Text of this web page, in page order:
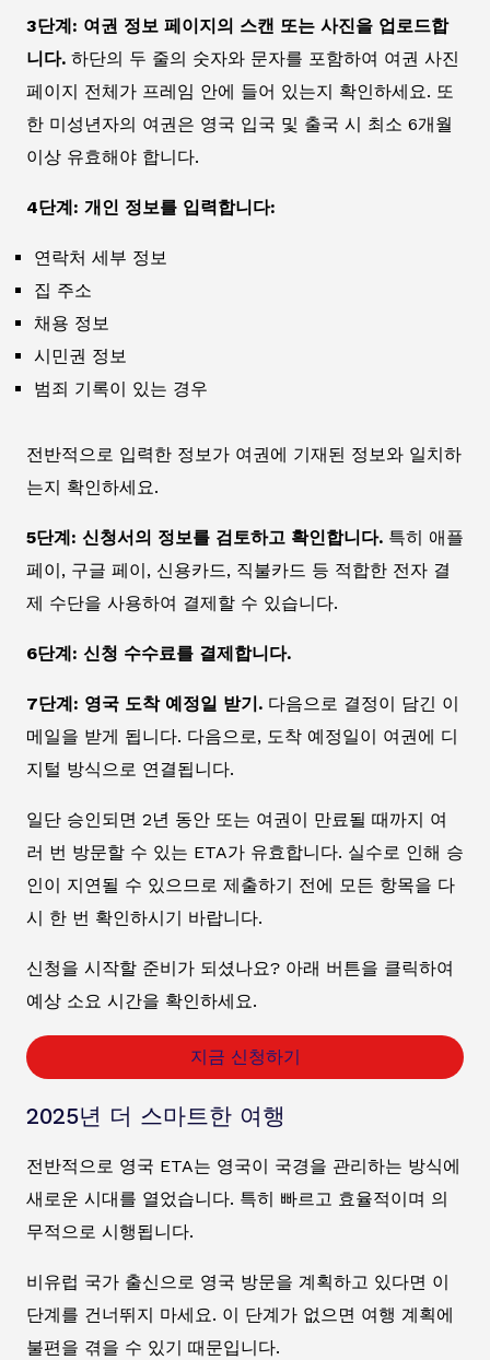
3단계: 여권 정보 페이지의 스캔 또는 사진을 업로드합
니다. 하단의 두 줄의 숫자와 문자를 포함하여 여권 사진
페이지 전체가 프레임 안에 들어 있는지 확인하세요. 또
한 미성년자의 여권은 영국 입국 및 출국 시 최소 6개월
이상 유효해야 합니다.
4단계: 개인 정보를 입력합니다:
연락처 세부 정보
집 주소
채용 정보
시민권 정보
범죄 기록이 있는 경우
전반적으로 입력한 정보가 여권에 기재된 정보와 일치하
는지 확인하세요.
5단계: 신청서의 정보를 검토하고 확인합니다. 특히 애플
페이, 구글 페이, 신용카드, 직불카드 등 적합한 전자 결
제 수단을 사용하여 결제할 수 있습니다.
6단계: 신청 수수료를 결제합니다.
7단계: 영국 도착 예정일 받기. 다음으로 결정이 담긴 이
메일을 받게 됩니다. 다음으로, 도착 예정일이 여권에 디
지털 방식으로 연결됩니다.
일단 승인되면 2년 동안 또는 여권이 만료될 때까지 여
러 번 방문할 수 있는 ETA가 유효합니다. 실수로 인해 승
인이 지연될 수 있으므로 제출하기 전에 모든 항목을 다
시 한 번 확인하시기 바랍니다.
신청을 시작할 준비가 되셨나요? 아래 버튼을 클릭하여
예상 소요 시간을 확인하세요.
지금 신청하기
2025년 더 스마트한 여행
전반적으로 영국 ETA는 영국이 국경을 관리하는 방식에
새로운 시대를 열었습니다. 특히 빠르고 효율적이며 의
무적으로 시행됩니다.
비유럽 국가 출신으로 영국 방문을 계획하고 있다면 이
단계를 건너뛰지 마세요. 이 단계가 없으면 여행 계획에
불편을 겪을 수 있기 때문입니다.